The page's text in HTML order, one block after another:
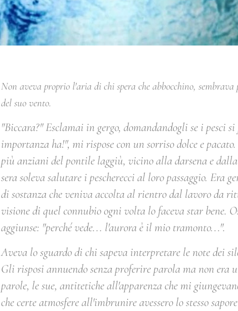
Non aveva proprio l'aria di chi spera che abbocchino,
del suo vento.
"Biccara?" Esclamai in gergo, domandandogli se i pesci
importanza ha!", mi rispose con un sorriso dolce e
più anziani del pontile laggiù, vicino alla darsena e
sera soleva salutare i pescherecci al loro passaggio. Era
di sostanza che veniva accolta al rientro dal lavoro da
visione di quel connubio ogni volta lo faceva star bene.
aggiunse: "perché vede... l'aurora è il mio tramonto...".
Aveva lo sguardo di chi sapeva interpretare le note dei
Gli risposi annuendo senza proferire parola ma non era
parole, le sue, antitetiche all'apparenza che mi
che certe atmosfere all'imbrunire avessero lo stesso